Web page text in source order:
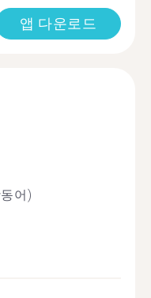
앱 다운로드
어)